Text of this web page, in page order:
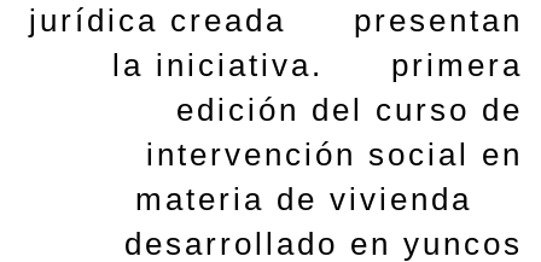
jurídica creada
presentan
la iniciativa.
primera
edición del curso de
intervención social en
materia de vivienda
desarrollado en yuncos